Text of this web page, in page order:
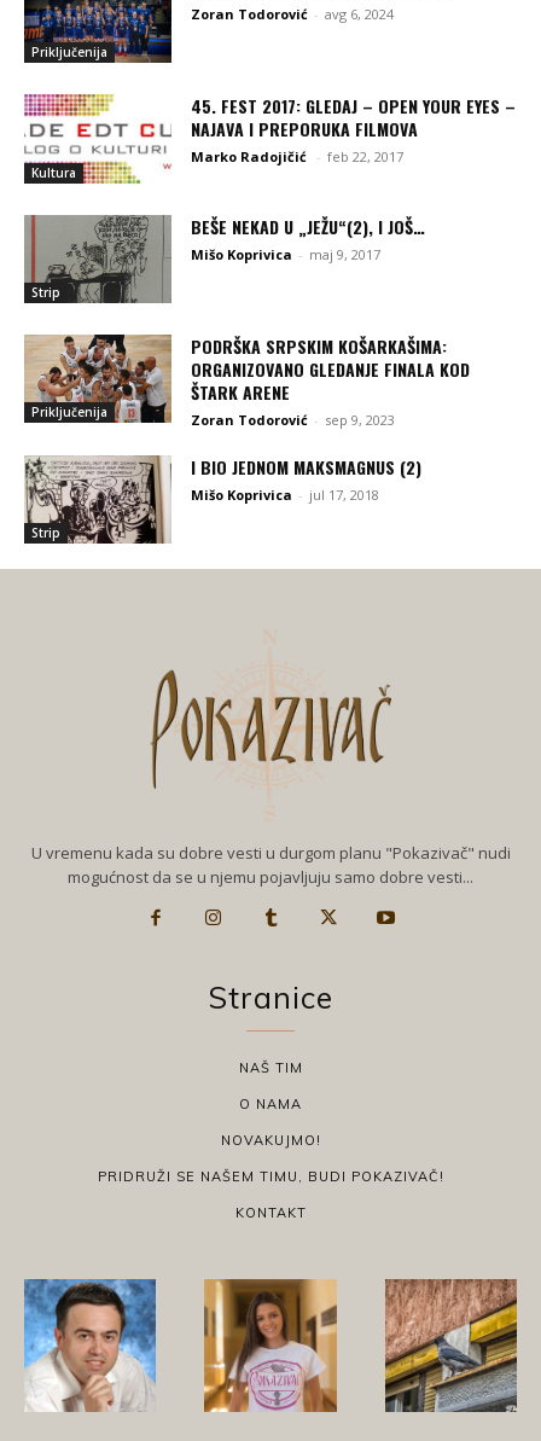
Priključenija
Zoran Todorović - avg 6, 2024
Kultura
45. FEST 2017: GLEDAJ – OPEN YOUR EYES –
NAJAVA I PREPORUKA FILMOVA
Marko Radojičić - feb 22, 2017
Strip
BEŠE NEKAD U „JEŽU“(2), I JOŠ…
Mišo Koprivica - maj 9, 2017
Priključenija
PODRŠKA SRPSKIM KOŠARKAŠIMA:
ORGANIZOVANO GLEDANJE FINALA KOD
ŠTARK ARENE
Zoran Todorović - sep 9, 2023
Strip
I BIO JEDNOM MAKSMAGNUS (2)
Mišo Koprivica - jul 17, 2018
U vremenu kada su dobre vesti u durgom planu "Pokazivač" nudi
mogućnost da se u njemu pojavljuju samo dobre vesti...
Stranice
NAŠ TIM
O NAMA
NOVAKUJMO!
PRIDRUŽI SE NAŠEM TIMU, BUDI POKAZIVAČ!
KONTAKT